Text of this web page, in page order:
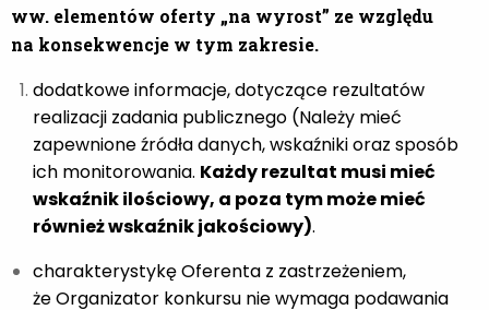
ww. elementów oferty „na wyrost” ze względu
na konsekwencje w tym zakresie.
dodatkowe informacje, dotyczące rezultatów
realizacji zadania publicznego (Należy mieć
zapewnione źródła danych, wskaźniki oraz sposób
ich monitorowania. Każdy rezultat musi mieć
wskaźnik ilościowy, a poza tym może mieć
również wskaźnik jakościowy).
charakterystykę Oferenta z zastrzeżeniem,
że Organizator konkursu nie wymaga podawania